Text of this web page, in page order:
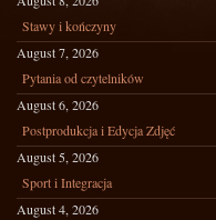
Stawy i kończyny
August 7, 2026
Pytania od czytelników
August 6, 2026
Postprodukcja i Edycja Zdjęć
August 5, 2026
Sport i Integracja
August 4, 2026